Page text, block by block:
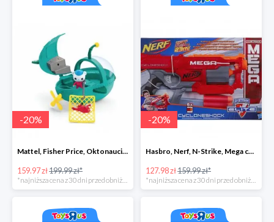
-20%
Mattel, Fisher Price, Oktonauci, Pojazd ratunkowy pływak
159.97 zł199.99 zł*
-20%
Hasbro, Nerf, N-Strike, Mega cyclon
127.98 zł159.99 zł*